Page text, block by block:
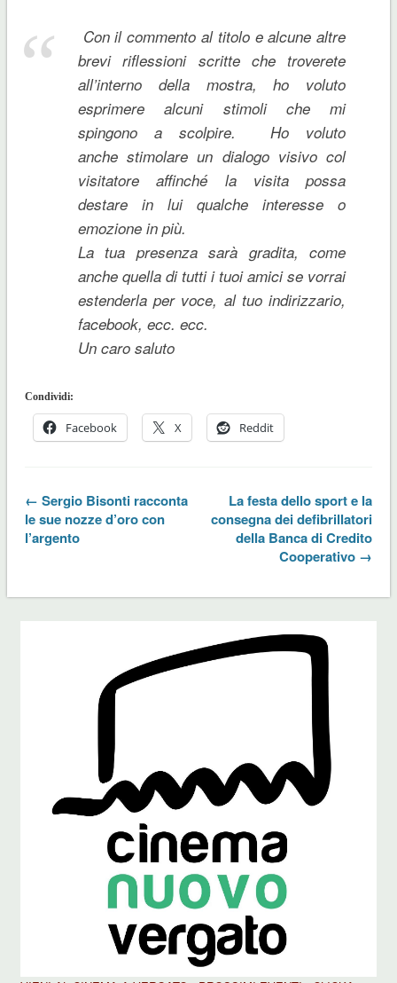
Con il commento al titolo e alcune altre
brevi riflessioni scritte che troverete
all’interno della mostra, ho voluto
esprimere alcuni stimoli che mi
spingono a scolpire. Ho voluto
anche stimolare un dialogo visivo col
visitatore affinché la visita possa
destare in lui qualche interesse o
emozione in più.
La tua presenza sarà gradita, come
anche quella di tutti i tuoi amici se vorrai
estenderla per voce, al tuo indirizzario,
facebook, ecc. ecc.
Un caro saluto
Condividi:
Facebook X Reddit
← Sergio Bisonti racconta
le sue nozze d’oro con
l’argento
La festa dello sport e la
consegna dei defibrillatori
della Banca di Credito
Cooperativo →